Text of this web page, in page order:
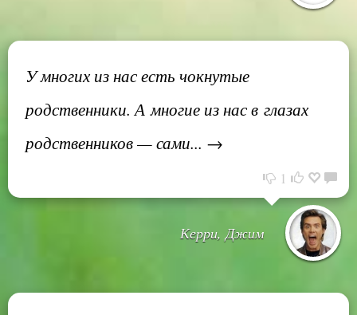
У многих из нас есть чокнутые
родственники. А многие из нас в глазах
родственников — сами... →
1
Керри, Джим